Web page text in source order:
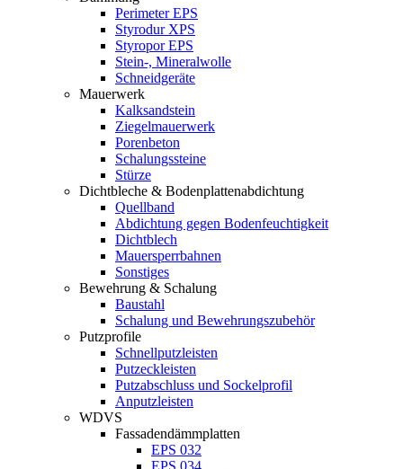
Perimeter EPS
Styrodur XPS
Styropor EPS
Stein-, Mineralwolle
Schneidgeräte
Mauerwerk
Kalksandstein
Ziegelmauerwerk
Porenbeton
Schalungssteine
Stürze
Dichtbleche & Bodenplattenabdichtung
Quellband
Abdichtung gegen Bodenfeuchtigkeit
Dichtblech
Mauersperrbahnen
Sonstiges
Bewehrung & Schalung
Baustahl
Schalung und Bewehrungszubehör
Putzprofile
Schnellputzleisten
Putzeckleisten
Putzabschluss und Sockelprofil
Anputzleisten
WDVS
Fassadendämmplatten
EPS 032
EPS 034